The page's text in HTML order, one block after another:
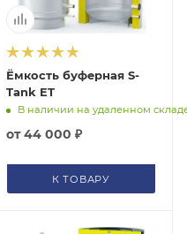
Ёмкость буферная S-
Tank ET
В наличии на удаленном
от44 000 ₽
К ТОВАРУ